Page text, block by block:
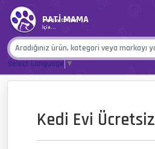
PATİ MAMA
Her Şey Canlar
İçin...
Select Language▼
Kedi Evi Ücretsiz